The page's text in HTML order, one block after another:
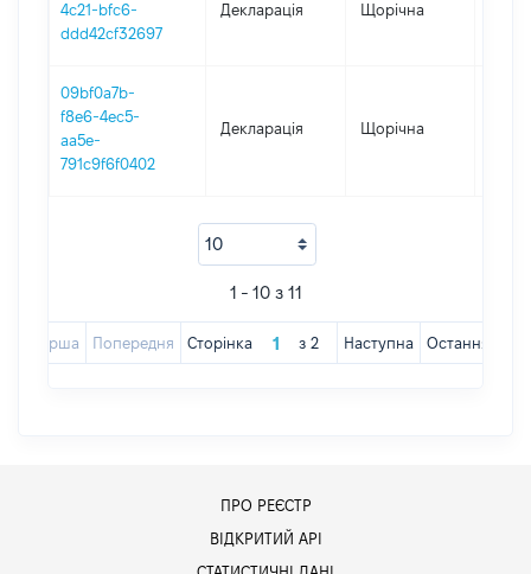
4c21-bfc6-
ddd42cf32697
Декларація Щорічна
09bf0a7b-
f8e6-4ec5-
aa5e-
791c9f6f0402
Декларація Щорічна
1 - 10 з 11
Перша Попередня Сторінка з 2 Наступна Остання
ПРО РЕЄСТР
ВІДКРИТИЙ АРІ